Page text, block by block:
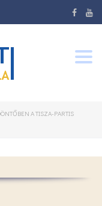
A TISZA-PARTIS